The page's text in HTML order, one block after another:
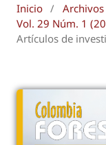
Inicio / Archivos
Vol. 29 Núm. 1
Artículos de